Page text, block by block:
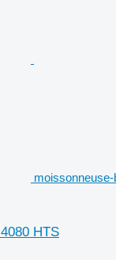
HTS